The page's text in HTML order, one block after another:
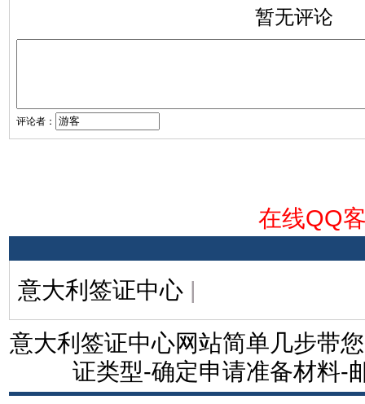
暂无评论
评论者：
在线QQ
意大利签证中心 |
意大利签证中心网站简单几步带
证类型-确定申请准备材料-